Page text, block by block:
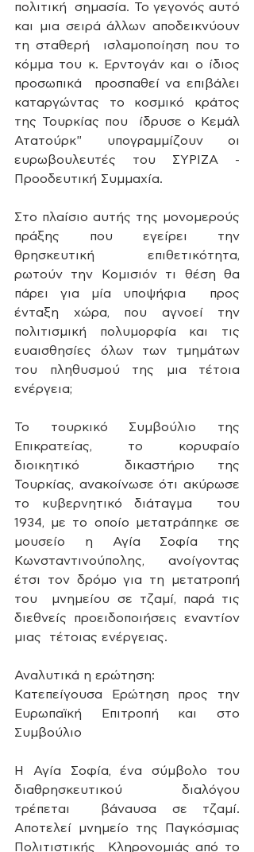
πολιτική  σημασία. Το γεγονός αυτό
και μια σειρά άλλων αποδεικνύουν
τη σταθερή  ισλαμοποίηση που το
κόμμα του κ. Ερντογάν και ο ίδιος
προσωπικά  προσπαθεί να επιβάλει
καταργώντας το κοσμικό κράτος
της Τουρκίας που  ίδρυσε ο Κεμάλ
Ατατούρκ" υπογραμμίζουν οι
ευρωβουλευτές του ΣΥΡΙΖΑ -
Προοδευτική Συμμαχία.
Στο πλαίσιο αυτής της μονομερούς
πράξης που εγείρει την
θρησκευτική  επιθετικότητα,
ρωτούν την Κομισιόν τι θέση θα
πάρει για μία υποψήφια  προς
ένταξη χώρα, που αγνοεί την
πολιτισμική πολυμορφία και τις
ευαισθησίες όλων των τμημάτων
του πληθυσμού της μια τέτοια
ενέργεια;
Το τουρκικό Συμβούλιο της
Επικρατείας, το κορυφαίο
διοικητικό  δικαστήριο της
Τουρκίας, ανακοίνωσε ότι ακύρωσε
το κυβερνητικό διάταγμα  του
1934, με το οποίο μετατράπηκε σε
μουσείο η Αγία Σοφία της
Κωνσταντινούπολης, ανοίγοντας
έτσι τον δρόμο για τη μετατροπή
του  μνημείου σε τζαμί, παρά τις
διεθνείς προειδοποιήσεις εναντίον
μιας  τέτοιας ενέργειας.
Αναλυτικά η ερώτηση:
Κατεπείγουσα Ερώτηση προς την
Ευρωπαϊκή Επιτροπή και στο
Συμβούλιο
Η Αγία Σοφία, ένα σύμβολο του
διαθρησκευτικού διαλόγου
τρέπεται  βάναυσα σε τζαμί.
Αποτελεί μνημείο της Παγκόσμιας
Πολιτιστικής  Κληρονομιάς από το